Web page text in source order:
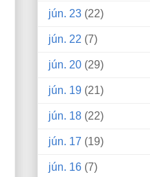
jún. 23 (22)
jún. 22 (7)
jún. 20 (29)
jún. 19 (21)
jún. 18 (22)
jún. 17 (19)
jún. 16 (7)